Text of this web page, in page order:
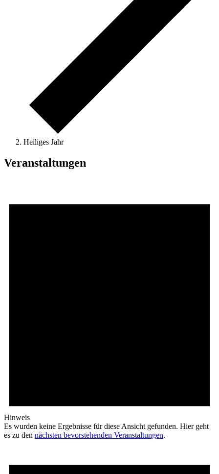
Heiliges Jahr
Veranstaltungen
Hinweis
Es wurden keine Ergebnisse für diese Ansicht gefunden. Hier geht
es zu den nächsten bevorstehenden Veranstaltungen.